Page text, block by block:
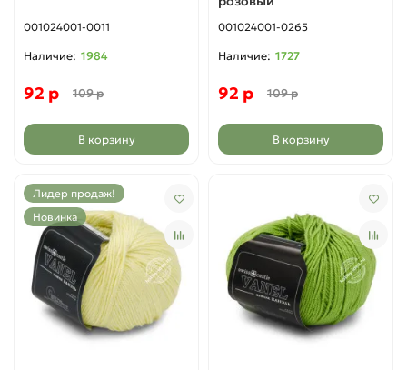
La Filati
001024001-0011
1984
92 р 109 р
В корзину
001024001-0265
1727
92 р 109 р
В корзину
Лидер продаж!
Новинка